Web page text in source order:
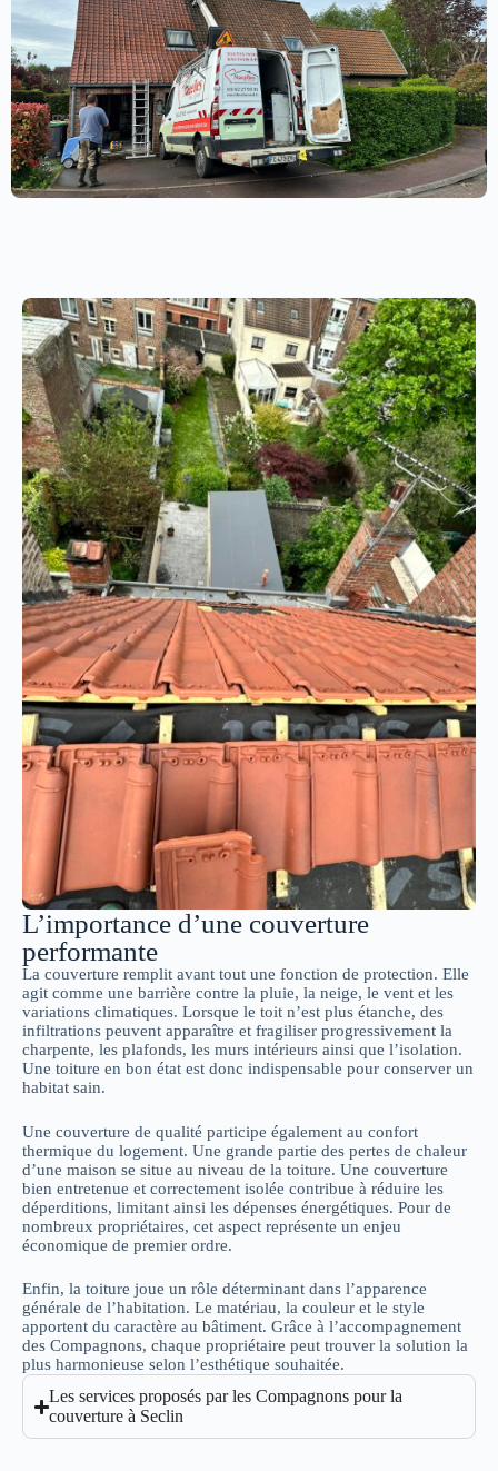
L’importance d’une couverture
performante
La couverture remplit avant tout une fonction de protection. Elle
agit comme une barrière contre la pluie, la neige, le vent et les
variations climatiques. Lorsque le toit n’est plus étanche, des
infiltrations peuvent apparaître et fragiliser progressivement la
charpente, les plafonds, les murs intérieurs ainsi que l’isolation.
Une toiture en bon état est donc indispensable pour conserver un
habitat sain.
Une couverture de qualité participe également au confort
thermique du logement. Une grande partie des pertes de chaleur
d’une maison se situe au niveau de la toiture. Une couverture
bien entretenue et correctement isolée contribue à réduire les
déperditions, limitant ainsi les dépenses énergétiques. Pour de
nombreux propriétaires, cet aspect représente un enjeu
économique de premier ordre.
Enfin, la toiture joue un rôle déterminant dans l’apparence
générale de l’habitation. Le matériau, la couleur et le style
apportent du caractère au bâtiment. Grâce à l’accompagnement
des Compagnons, chaque propriétaire peut trouver la solution la
plus harmonieuse selon l’esthétique souhaitée.
Les services proposés par les Compagnons pour la
couverture à Seclin